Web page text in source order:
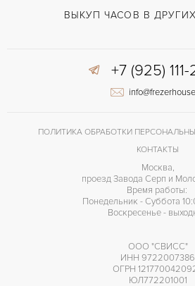
ВЫКУП ЧАСОВ В
+7 (925)
ПОЛИТИКА ОБРАБОТКИ
КОНТАКТЫ
Москва,
проезд Завода Серп и
Время работы:
Понедельник - Суббота
Воскресенье -
ООО "СВИСС"
ИНН 9722007386
ОГРН
ЮЛ772201001